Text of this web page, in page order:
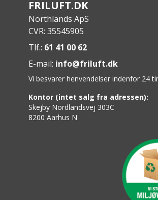
FRILUFT.DK
Northlands ApS
CVR: 35545905
Tlf.: 61 41 00 62
E-mail: info@friluft.dk
Vi besvarer henvendelser indenfor 24
Kontor (intet salg fra adressen):
Skejby Nordlandsvej 303C
8200 Aarhus N